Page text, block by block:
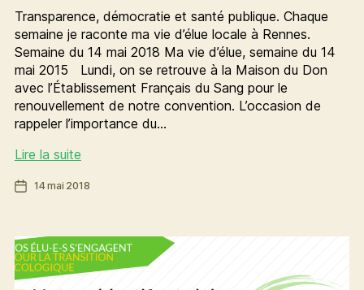
Transparence, démocratie et santé publique. Chaque
semaine je raconte ma vie d’élue locale à Rennes.
Semaine du 14 mai 2018 Ma vie d’élue, semaine du 14
mai 2015 Lundi, on se retrouve à la Maison du Don
avec l’Établissement Français du Sang pour le
renouvellement de notre convention. L’occasion de
rappeler l’importance du…
Lire la suite[Ma
d’élue]
de
Charlotte
Date14 mai 2018